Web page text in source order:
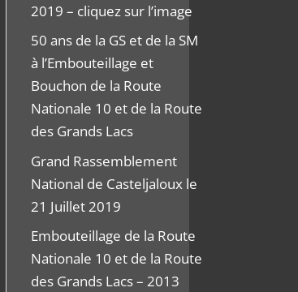
2019 – cliquez sur l’image
50 ans de la GS et de la SM
à l’Embouteillage et
Bouchon de la Route
Nationale 10 et de la Route
des Grands Lacs
Grand Rassemblement
National de Casteljaloux le
21 Juillet 2019
Embouteillage de la Route
Nationale 10 et de la Route
des Grands Lacs – 2013